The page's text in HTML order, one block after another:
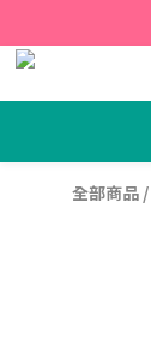
全部商品 /